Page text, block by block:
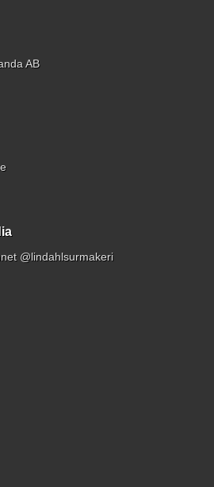
AB
@lindahlsurmakeri